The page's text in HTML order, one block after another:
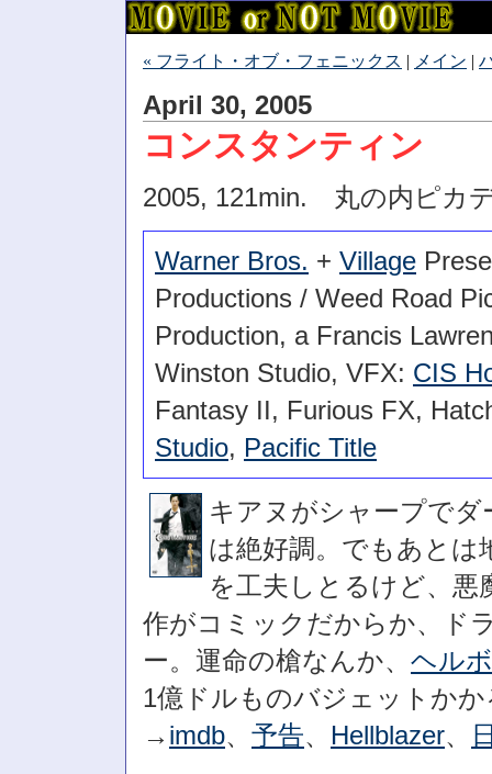
« フライト・オブ・フェニックス | メイン |
April 30, 2005
コンスタンティン
2005, 121min. 丸の内ピ
Warner Bros. + Village
Productions / Weed Road
Production, a Francis
Winston Studio, VFX: CIS
Fantasy II, Furious FX,
Studio, Pacific Title
キアヌがシャープで
は絶好調。でもあと
を工夫しとるけど、
作がコミックだからか、ド
ー。運命の槍なんか、 ヘル
1億ドルものバジェットか
→ imdb、 予告、 Hellblazer、